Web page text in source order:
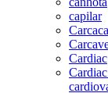
capilar
Cardiac